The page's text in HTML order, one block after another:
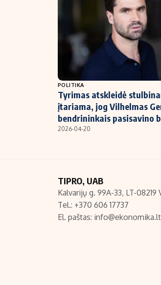
Ekonomika
NT ir statybos
POLITIKA
Tyrimas atskleidė
įtariama, jog Vilhelmas
bendrininkais pasisavino
2026-04-20
TIPRO, UAB
Kalvarijų g. 99A-33, LT-08219
Tel.: +370 606 17737
El. paštas: info@ekonomika.lt